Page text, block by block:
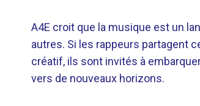
A4E croit que la musique est un
autres. Si les rappeurs partagent
créatif, ils sont invités à
vers de nouveaux horizons.